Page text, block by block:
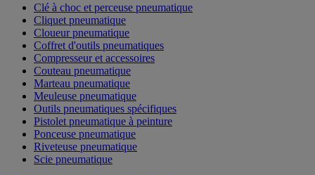
Clé à choc et perceuse pneumatique
Cliquet pneumatique
Cloueur pneumatique
Coffret d'outils pneumatiques
Compresseur et accessoires
Couteau pneumatique
Marteau pneumatique
Meuleuse pneumatique
Outils pneumatiques spécifiques
Pistolet pneumatique à peinture
Ponceuse pneumatique
Riveteuse pneumatique
Scie pneumatique